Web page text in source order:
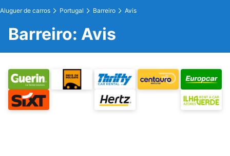
Aluguer de carros Portugal Barreiro Avis
Barreiro: Avis